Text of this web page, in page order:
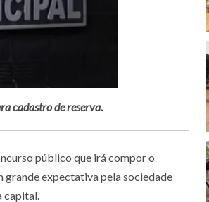
cadastro de reserva.
público que irá compor o
expectativa pela sociedade
capital.